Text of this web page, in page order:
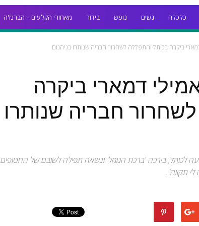
כלכלה נשים נופש בידור מאחורי הקלעים – הברנז'ה
אמילי דמארי ביקרה
חבריה שנותרו
מעזה לאחר 471 ימים הגיעה לכותל, בירכה 'ברכת הגומל' ונשאה תפילה לשובם של החטופים
תקווה".